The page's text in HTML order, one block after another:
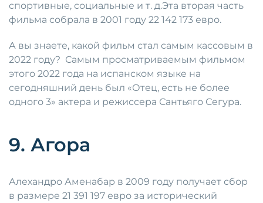
спортивные, социальные и т. д.Эта вторая часть
фильма собрала в 2001 году 22 142 173 евро.
А вы знаете, какой фильм стал самым кассовым в
2022 году? Самым просматриваемым фильмом
этого 2022 года на испанском языке на
сегодняшний день был «Отец, есть не более
одного 3» актера и режиссера Сантьяго Сегура.
9. Агора
Алехандро Аменабар в 2009 году получает сбор
в размере 21 391 197 евро за исторический